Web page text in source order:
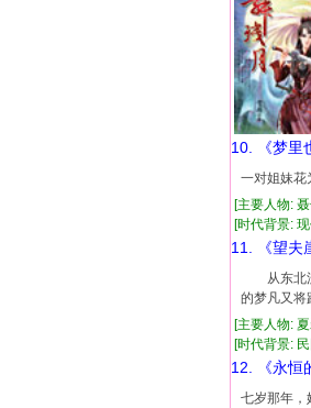
10. 《梦里
一对姐妹花
[主要人物:
[时代背景:
11. 《望夫
从东北
的梦凡又将
[主要人物:
[时代背景:
12. 《永恒
七岁那年